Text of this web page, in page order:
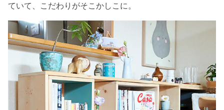
ていて、こだわりがそこかしこに。